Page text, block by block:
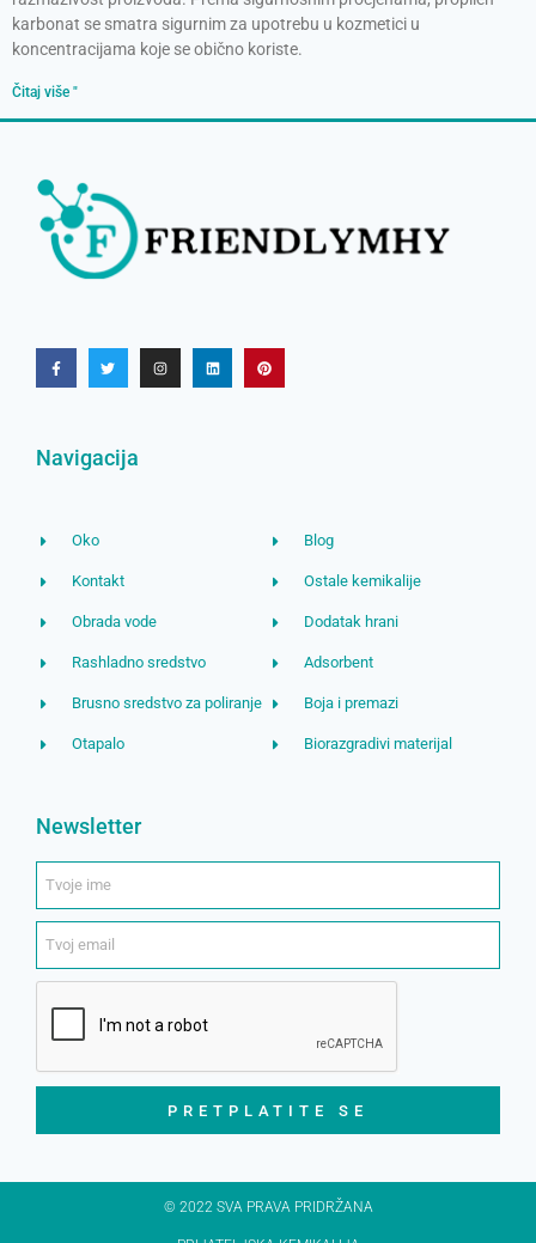
karbonat se smatra sigurnim za upotrebu u kozmetici u
koncentracijama koje se obično koriste.
Čitaj više "
Navigacija
Oko
Kontakt
Obrada vode
Rashladno sredstvo
Brusno sredstvo za poliranje
Otapalo
Blog
Ostale kemikalije
Dodatak hrani
Adsorbent
Boja i premazi
Biorazgradivi materijal
Newsletter
PRETPLATITE SE
© 2022 SVA PRAVA PRIDRŽANA​